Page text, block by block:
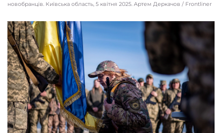
новобранців. Київcька область, 5 квітня 2025. Артем Деркачов / Frontliner